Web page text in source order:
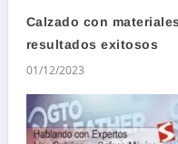
Calzado con
resultados exitosos
01/12/2023